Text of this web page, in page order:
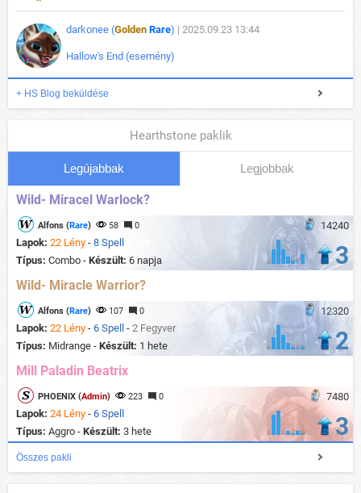
darkonee (Golden Rare) | 2025.09.23 13:44
Hallow's End (esemény)
+ HS Blog beküldése
Hearthstone paklik
Legújabbak Legjobbak
Wild- Miracel Warlock?
14240
Alfons (Rare) 58 0
Lapok: 22 Lény - 8 Spell
Típus: Combo - Készült: 6 napja 3
Wild- Miracle Warrior?
12320
Alfons (Rare) 107 0
Lapok: 22 Lény - 6 Spell - 2 Fegyver
Típus: Midrange - Készült: 1 hete 2
Mill Paladin Beatrix
7480
PHOENIX (Admin) 223 0
Lapok: 24 Lény - 6 Spell
Típus: Aggro - Készült: 3 hete 3
Összes pakli